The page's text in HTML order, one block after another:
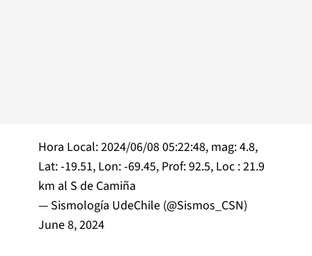
Hora Local: 2024/06/08 05:22:48, mag: 4.8,
Lat: -19.51, Lon: -69.45, Prof: 92.5, Loc : 21.9
km al S de Camiña
— Sismología UdeChile (@Sismos_CSN)
June 8, 2024